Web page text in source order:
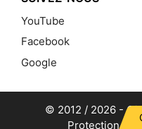
YouTube
Facebook
Google
© 2012 / 2026 -
Protection de